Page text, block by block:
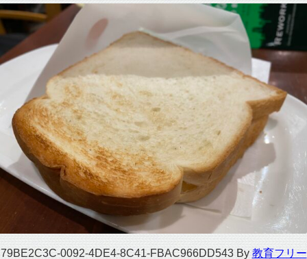
79BE2C3C-0092-4DE4-8C41-FBAC966DD543 By 教育フリー